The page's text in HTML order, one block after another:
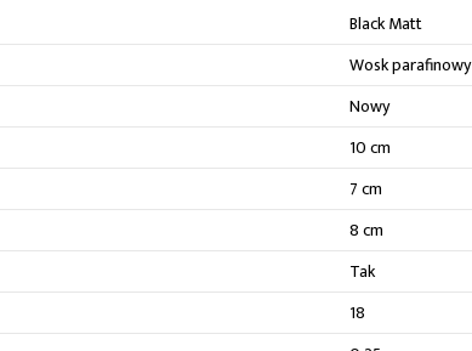
Black Matt
Wosk parafinowy
Nowy
10 cm
7 cm
8 cm
Tak
18